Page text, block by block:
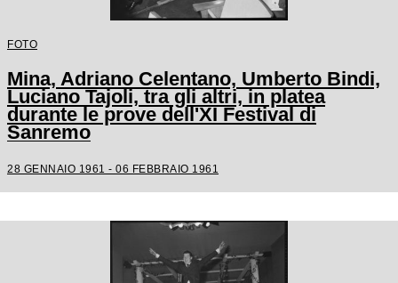
FOTO
Mina, Adriano Celentano, Umberto Bindi,
Luciano Tajoli, tra gli altri, in platea
durante le prove dell'XI Festival di
Sanremo
28 GENNAIO 1961 - 06 FEBBRAIO 1961